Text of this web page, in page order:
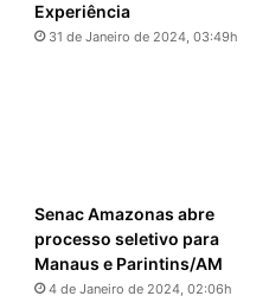
Experiência
31 de Janeiro de 2024, 03:49h
Senac Amazonas abre
processo seletivo para
Manaus e Parintins/AM
4 de Janeiro de 2024, 02:06h